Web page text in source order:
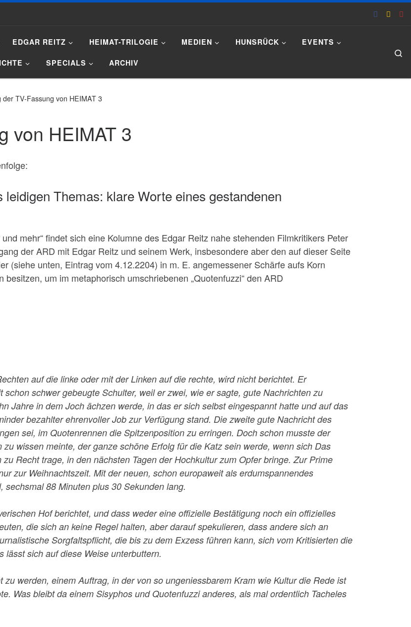
EDGAR REITZ HEIMAT-TRILOGIE MEDIEN HUNSRÜCK EVENTS
SPECIALS ARCHIV
der TV-Fassung von HEIMAT 3
von HEIMAT 3
Themas: klare Worte eines gestandenen
mehr“ findet sich eine Kolumne des Edgar Reitz nahe stehenden Filmkritikers Peter
der ARD mit Edgar Reitz und seinem Werk, insbesondere aber den auf dieser Seite
(siehe unten, Eintrag vom 4.12.2204) in m. E. angemessener Schärfe aufs Korn
um im metaphorisch umschriebenen „Quotenfuzzi“ den ARD
auf die linke oder mit der Linken auf die rechte, wird nicht berichtet. Er
schwer gebeugte Schulter, weil er zwei, wie er sagte, gute Nachrichten zu
Jahre in dem Joch ächzen werde, in das er sich selbst eingespannt hatte und auf das
bezahlter ehrenvoller Job zur Verfügung stand. Die zweite gute Nachricht des
sei, im Quotenrennen die Spitzenposition zu erringen. Doch schon musste der
wissen meinte, der ganze schöne Erfolg für die Katz sein werde, wenn sich Das
Recht trage, in den nächsten Tagen der Hochkultur zum Opfer bringe. Zur Prime
zur Weihnachtszeit. Mit der neuen, schon europaweit als erdumspannendes
sechsmal 88 Minuten plus 30 Sekunden lang.
Hof berichtet, und dass weder eine offizielle Bestätigung noch ein offizielles
die sich an keine Regel halten, aber darauf spekulieren, dass andere sich an
Sorgfaltspflicht, die bis zu dem Exzess führen kann, sich vom Kritisierten die
sich auf diese Weise unterbuttern.
werden, einem Auftrag, in der von so ungeniessbarem Kram wie Kultur die Rede ist
Was bleibt da einem Sisyphos und Quotenfuzzi anderes, als mal ordentlich Tacheles